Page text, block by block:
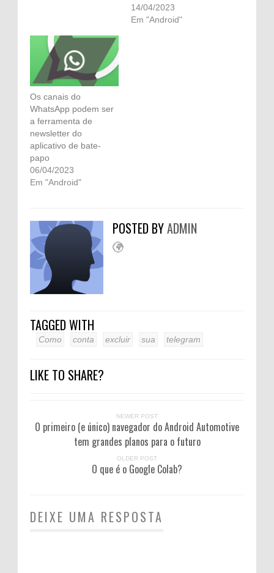
14/04/2023
Em "Android"
Os canais do
WhatsApp podem ser
a ferramenta de
newsletter do
aplicativo de bate-
papo
06/04/2023
Em "Android"
POSTED BYADMIN
TAGGED WITH
Como conta excluir sua telegram
LIKE TO SHARE?
NEWER POST
O primeiro (e único) navegador do Android Automotive
tem grandes planos para o futuro
OLDER POST
O que é o Google Colab?
DEIXE UMA RESPOSTA